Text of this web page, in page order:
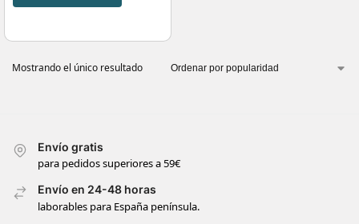
Mostrando el único resultado
Envío gratis
para pedidos superiores a 59€
Envío en 24-48 horas
laborables para España península.